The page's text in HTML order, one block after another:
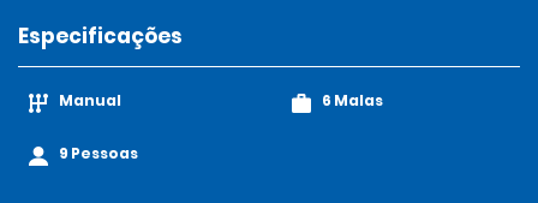
Especificações
Manual
9 Pessoas
6 Malas